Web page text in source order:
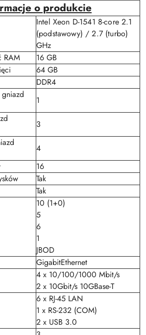
o produkcie
Intel Xeon D-1541 8-core 2.1
(podstawowy) / 2.7 (turbo)
GHz
RAM
16 GB
64 GB
DDR4
1
3
4
16
Tak
Tak
10 (1+0)
5
6
1
JBOD
GigabitEthernet
4 x 10/100/1000 Mbit/s
2 x 10Gbit/s 10GBase-T
6 x RJ-45 LAN
1 x RS-232 (COM)
2 x USB 3.0